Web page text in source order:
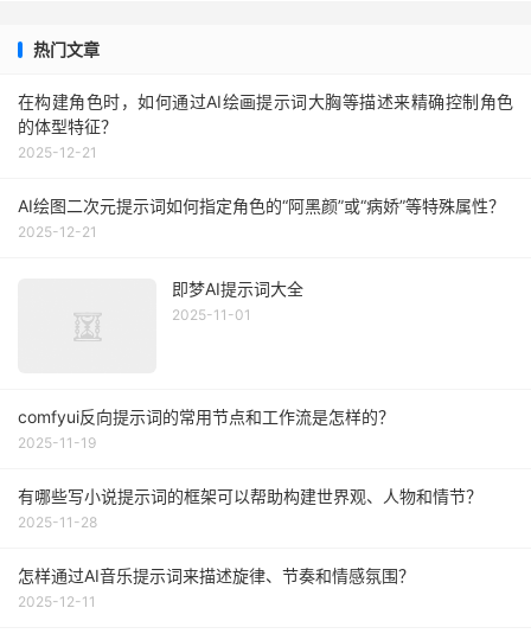
热门文章
在构建角色时，如何通过AI绘画提示词大胸等描述来精确控制角色
的体型特征？
2025-12-21
AI绘图二次元提示词如何指定角色的“阿黑颜”或“病娇”等特殊属性？
2025-12-21
即梦AI提示词大全
2025-11-01
comfyui反向提示词的常用节点和工作流是怎样的？
2025-11-19
有哪些写小说提示词的框架可以帮助构建世界观、人物和情节？
2025-11-28
怎样通过AI音乐提示词来描述旋律、节奏和情感氛围？
2025-12-11